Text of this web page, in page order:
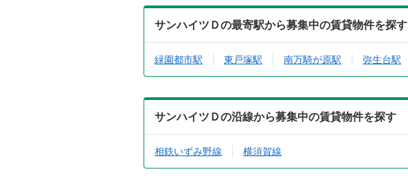
サンハイツＤの最寄駅から募集中の賃貸物件を探す
緑園都市駅 東戸塚駅 南万騎が原駅 弥生台駅
サンハイツＤの沿線から募集中の賃貸物件を探す
相鉄いずみ野線 横須賀線